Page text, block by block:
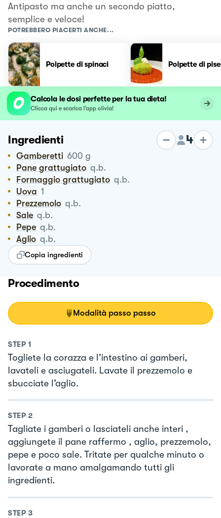
Antipasto ma anche un secondo piatto,
semplice e veloce!
POTREBBERO PIACERTI ANCHE...
Polpette di spinaci Polpette di
Calcola le dosi perfette per la tua dieta!
Clicca qui e scarica l’app olivia!
Ingredienti 4
Gamberetti 600 g
Pane grattugiato q.b.
Formaggio grattugiato q.b.
Uova 1
Prezzemolo q.b.
Sale q.b.
Pepe q.b.
Aglio q.b.
Copia ingredienti
Procedimento
Modalità passo passo
STEP 1
Togliete la corazza e l’intestino ai gamberi,
lavateli e asciugateli. Lavate il prezzemolo e
sbucciate l’aglio.
STEP 2
Tagliate i gamberi o lasciateli anche interi ,
aggiungete il pane raffermo , aglio, prezzemolo,
pepe e poco sale. Tritate per qualche minuto o
lavorate a mano amalgamando tutti gli
ingredienti.
STEP 3